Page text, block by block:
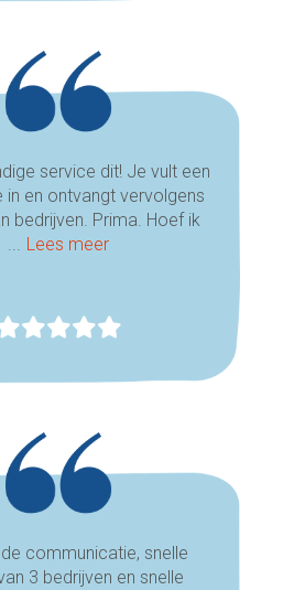
service dit! Je vult een
in en ontvangt vervolgens
bedrijven. Prima. Hoef ik
... Lees meer
communicatie, snelle
3 bedrijven en snelle